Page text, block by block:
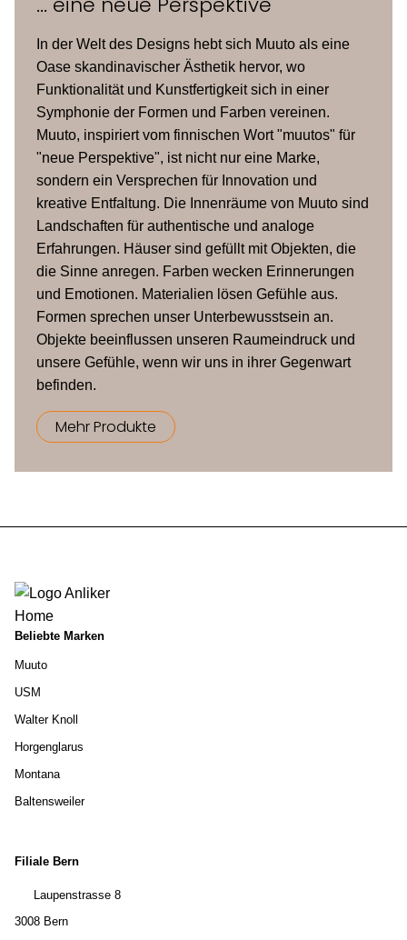
niedriger
Barhocker
96 cm
Sitzhöhe
niedriger
Barhocker
65 cm
Material
formgepresstes Holz über die
Stuhlbeine und die Rückenlehne
gefaltet, Elemente des Stuhls mit
technisch innovativer Holzschichtung
verbunden
Ausführung
mit Polster
Gepolsterte Sitze mit Textil,
Ausführungen
in Eiche und
Rückenlehne, Sitz und Armlehnen in
Eichenfurnier, Gestell aus massiver
Farbige
Ausführung
Füsse
In der Welt des Designs hebt sich Muuto als eine
Oase skandinavischer Ästhetik hervor, wo
Funktionalität und Kunstfertigkeit sich in einer
Symphonie der Formen und Farben vereinen.
Muuto, inspiriert vom finnischen Wort "muutos" für
"neue Perspektive", ist nicht nur eine Marke,
sondern ein Versprechen für Innovation und
kreative Entfaltung. Die Innenräume von Muuto sind
Landschaften für authentische und analoge
Erfahrungen. Häuser sind gefüllt mit Objekten, die
die Sinne anregen. Farben wecken Erinnerungen
und Emotionen. Materialien lösen Gefühle aus.
Formen sprechen unser Unterbewusstsein an.
Objekte beeinflussen unseren Raumeindruck und
unsere Gefühle, wenn wir uns in ihrer Gegenwart
befinden.
Mehr Produkte
Beliebte Marken
Muuto
USM
Walter Knoll
Horgenglarus
Montana
Baltensweiler
Filiale Bern
Laupenstrasse 8
3008 Bern